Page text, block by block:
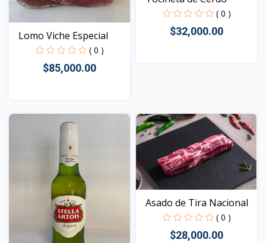
Lomo Viche Especial
( 0 )
$85,000.00
Vista
( 0 )
$32,000.00
Asado de Tira Nacional
( 0 )
$28,000.00